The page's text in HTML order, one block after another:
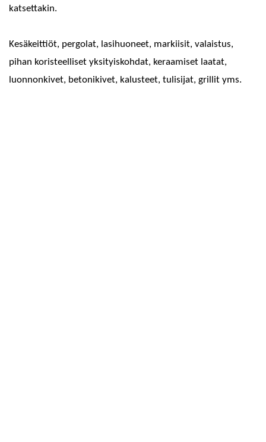
katsettakin.
Kesäkeittiöt, pergolat, lasihuoneet, markiisit, valaistus,
pihan koristeelliset yksityiskohdat, keraamiset laatat,
luonnonkivet, betonikivet, kalusteet, tulisijat, grillit yms.